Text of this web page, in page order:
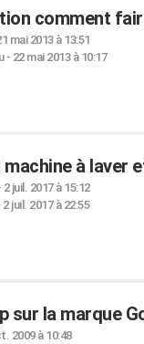
comment
mai 2013 à 13:51
- 22 mai 2013 à 10:17
à laver
2 juil. 2017 à 15:12
2 juil. 2017 à 22:55
sur la marque
2009 à 10:48